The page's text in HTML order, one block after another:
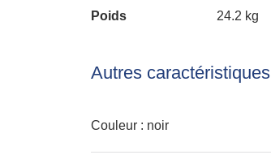
Poids 24.2 kg
Autres caractéristiques
Couleur : noir